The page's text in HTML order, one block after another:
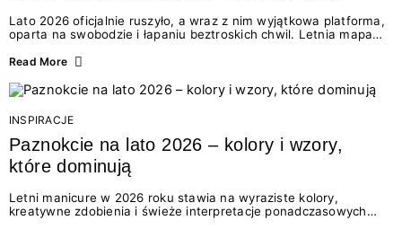
Lato 2026 oficjalnie ruszyło, a wraz z nim wyjątkowa platforma,
oparta na swobodzie i łapaniu beztroskich chwil. Letnia mapa
doświadczenia wakacji – od spontanicznych wyjazdów, przez
Motywem przewodnim jest eksplorowanie i kolekcjonowanie
letnich momentów. Z tej okazji przygotowaliśmy coś absolutnie
wyjątkowego: wielki konkurs z wakacje.pl oraz dawkę
najgorętszych trendów w...
Read More
INSPIRACJE
Paznokcie na lato 2026 – kolory i wzory,
które dominują
Letni manicure w 2026 roku stawia na wyraziste kolory,
kreatywne zdobienia i świeże interpretacje ponadczasowych